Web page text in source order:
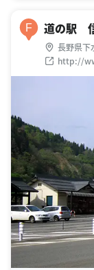
F 道の駅
長野県下
http://